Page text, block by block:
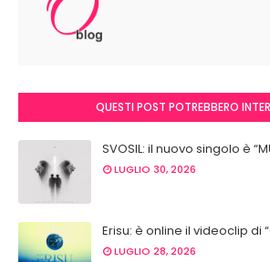
QUESTI POST POTREBBERO
SVOSIL: il nuovo singolo è
LUGLIO 30, 2026
Erisu: è online il videoclip di
LUGLIO 28, 2026